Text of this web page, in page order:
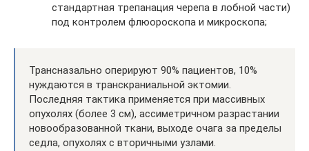
стандартная трепанация черепа в лобной части)
под контролем флюороскопа и микроскопа;
Трансназально оперируют 90% пациентов, 10%
нуждаются в транскраниальной эктомии.
Последняя тактика применяется при массивных
опухолях (более 3 см), ассиметричном разрастании
новообразованной ткани, выходе очага за пределы
седла, опухолях с вторичными узлами.